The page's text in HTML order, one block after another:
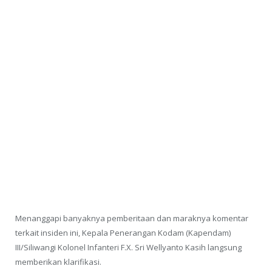
Menanggapi banyaknya pemberitaan dan maraknya komentar
terkait insiden ini, Kepala Penerangan Kodam (Kapendam)
III/Siliwangi Kolonel Infanteri F.X. Sri Wellyanto Kasih langsung
memberikan klarifikasi.